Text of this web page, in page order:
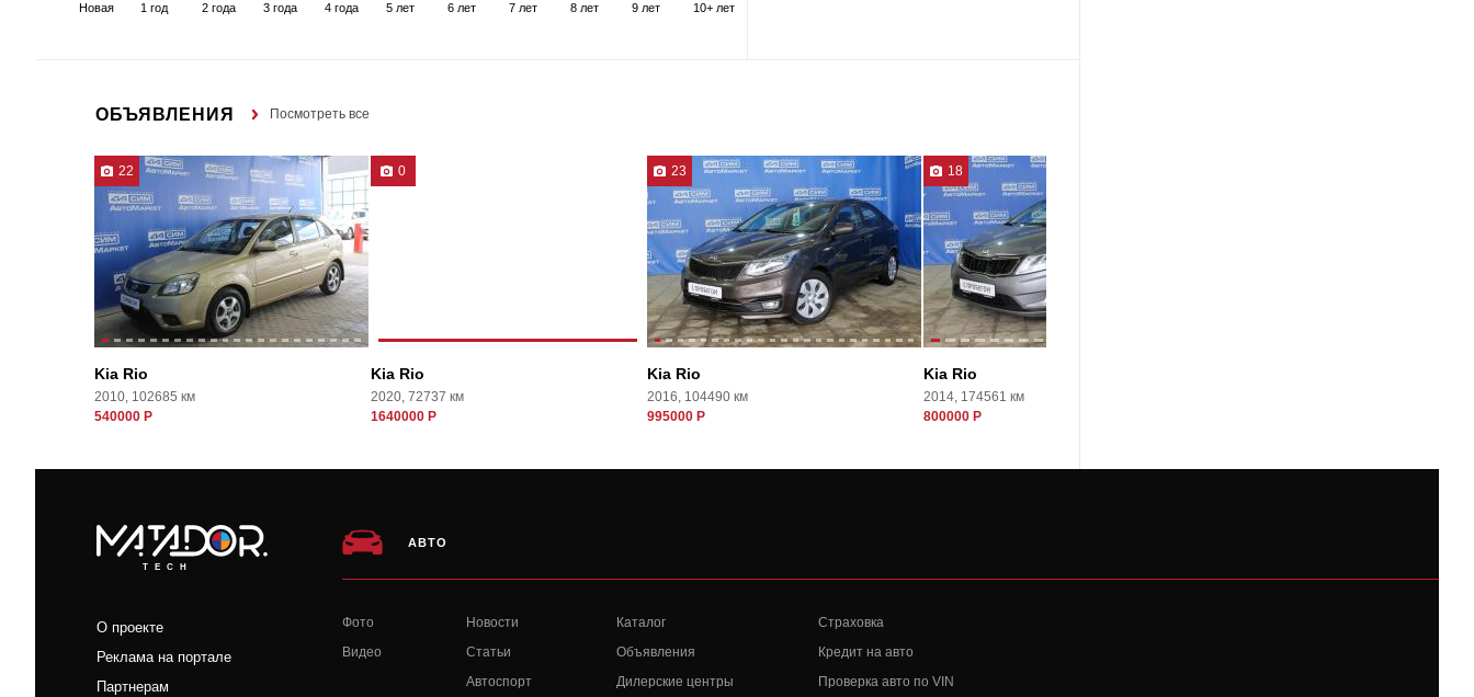
Новая 1 год 2 года 3 года 4 года 5 лет 6 лет 7 лет 8 лет 9 лет 10+ лет
ОБЪЯВЛЕНИЯ Посмотреть все
22
Kia Rio
2010, 102685 км
540000 Р
0
Kia Rio
2020, 72737 км
1640000 Р
23
Kia Rio
2016, 104490 км
995000 Р
18
Kia Rio
2014, 174561 км
800000 Р
TECH
О проекте
Реклама на портале
Партнерам
АВТО
Фото
Видео
Новости
Статьи
Автоспорт
Каталог
Объявления
Дилерские центры
Страховка
Кредит на авто
Проверка авто по VIN